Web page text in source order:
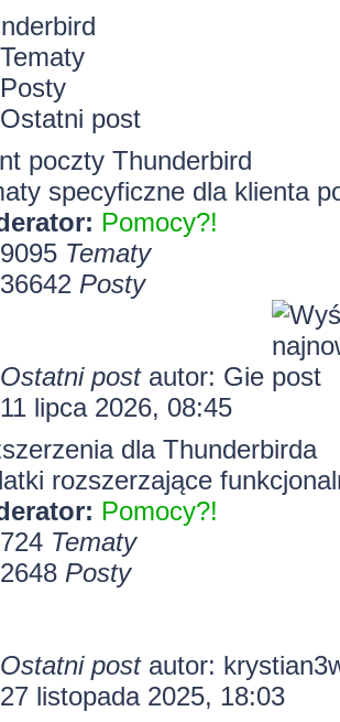
Tematy
Posty
Ostatni post
poczty Thunderbird
specyficzne dla klienta
Pomocy?!
9095 Tematy
36642 Posty
Ostatni postautor: Gie
11 lipca 2026, 08:45
dla Thunderbirda
rozszerzające
Pomocy?!
724 Tematy
2648 Posty
Ostatni postautor:
27 listopada 2025, 18:03